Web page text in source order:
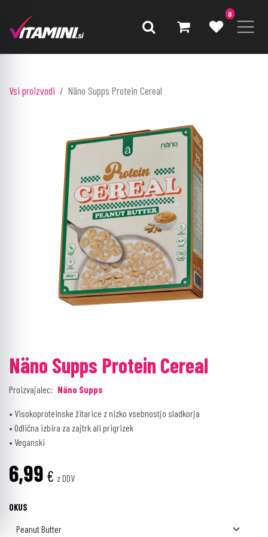
0
Vsi proizvodi Näno Supps Protein Cereal
Näno Supps Protein Cereal
Proizvajalec: Näno Supps
• Visokoproteinske žitarice z nizko vsebnostjo sladkorja
• Odlična izbira za zajtrk ali prigrizek
• Veganski
6,99 € z DDV
OKUS